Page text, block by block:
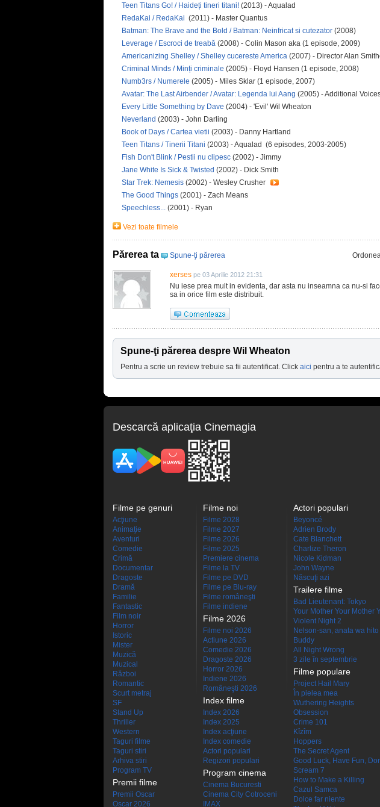
Teen Titans Go! / Haideți tineri titani! (2013) - Aqualad
RedaKai / RedaKai (2011) - Master Quantus
Batman: The Brave and the Bold / Batman: Neinfricat si cutezator (2008)
Leverage / Escroci de treabă (2008) - Colin Mason aka (1 episode, 2009)
Americanizing Shelley / Shelley cucereste America (2007) - Director Alan
Criminal Minds / Minți criminale (2005) - Floyd Hansen (1 episode, 2008)
Numb3rs / Numerele (2005) - Miles Sklar (1 episode, 2007)
Avatar: The Last Airbender / Avatar: Legenda lui Aang (2005) - Additional
Every Little Something by Dave (2004) - 'Evil' Wil Wheaton
Neverland (2003) - John Darling
Book of Days / Cartea vietii (2003) - Danny Hartland
Teen Titans / Tinerii Titani (2003) - Aqualad (6 episodes, 2003-2005)
Fish Don't Blink / Pestii nu clipesc (2002) - Jimmy
Jane White Is Sick & Twisted (2002) - Dick Smith
Star Trek: Nemesis (2002) - Wesley Crusher
The Good Things (2001) - Zach Means
Speechless... (2001) - Ryan
Vezi toate filmele
Părerea ta Spune-ţi părerea
xerses pe 03 Aprilie 2012 21:31
Nu iese prea mult in evidenta, dar asta nu inseamna ca nu-si
sa in orice film este distribuit.
Spune-ţi părerea despre Wil Wheaton
Pentru a scrie un review trebuie sa fii autentificat. Click aici pentru a te
Descarcă aplicaţia Cinemagia
Filme pe genuri
Acţiune
Animaţie
Aventuri
Comedie
Crimă
Documentar
Dragoste
Dramă
Familie
Fantastic
Film noir
Horror
Istoric
Mister
Muzică
Muzical
Război
Romantic
Scurt metraj
SF
Stand Up
Thriller
Western
Taguri filme
Taguri stiri
Arhiva stiri
Program TV
Premii filme
Premii Oscar
Oscar 2026
Filme noi
Filme 2028
Filme 2027
Filme 2026
Filme 2025
Premiere cinema
Filme la TV
Filme pe DVD
Filme pe Blu-ray
Filme româneşti
Filme indiene
Filme 2026
Filme noi 2026
Actiune 2026
Comedie 2026
Dragoste 2026
Horror 2026
Indiene 2026
Româneşti 2026
Index filme
Index 2026
Index 2025
Index acţiune
Index comedie
Actori populari
Regizori populari
Program cinema
Cinema Bucuresti
Cinema City Cotroceni
IMAX
Actori populari
Beyoncé
Adrien Brody
Cate Blanchett
Charlize Theron
Nicole Kidman
John Wayne
Născuţi azi
Trailere filme
Bad Lieutenant: Tokyo
Your Mother Your Mother
Violent Night 2
Nelson-san, anata wa hito
Buddy
All Night Wrong
3 zile în septembrie
Filme populare
Project Hail Mary
În pielea mea
Wuthering Heights
Obsession
Crime 101
Kîzîm
Hoppers
The Secret Agent
Good Luck, Have Fun,
Scream 7
How to Make a Killing
Cazul Samca
Dolce far niente